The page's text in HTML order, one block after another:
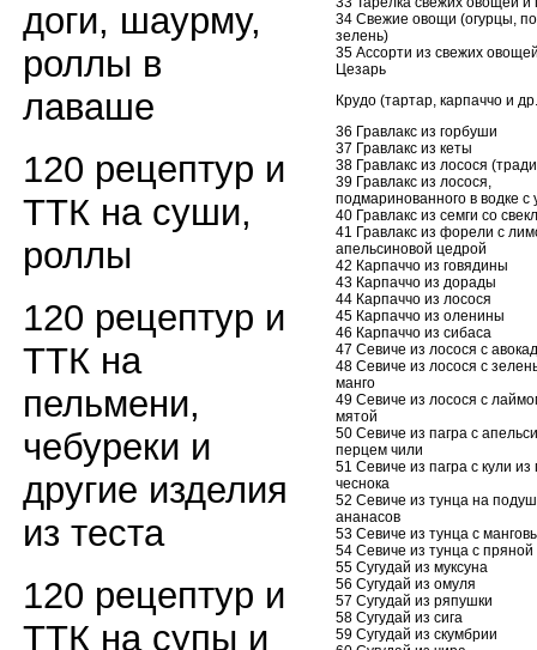
доги, шаурму,
роллы в
лаваше
120 рецептур и
ТТК на суши,
роллы
120 рецептур и
ТТК на
пельмени,
чебуреки и
другие изделия
из теста
120 рецептур и
ТТК на супы и
34 Свежие овощи (огурцы,
зелень)
35 Ассорти из свежих
Цезарь
Крудо (тартар, карпаччо и
36 Гравлакс из горбуши
37 Гравлакс из кеты
38 Гравлакс из лосося
39 Гравлакс из лосося,
подмаринованного в водке с
40 Гравлакс из семги со
41 Гравлакс из форели с
апельсиновой цедрой
42 Карпаччо из говядины
43 Карпаччо из дорады
44 Карпаччо из лосося
45 Карпаччо из оленины
46 Карпаччо из сибаса
47 Севиче из лосося с
48 Севиче из лосося с
манго
49 Севиче из лосося с
мятой
50 Севиче из пагра с
перцем чили
51 Севиче из пагра с кули из
чеснока
52 Севиче из тунца на
ананасов
53 Севиче из тунца с
54 Севиче из тунца с пряной
55 Сугудай из муксуна
56 Сугудай из омуля
57 Сугудай из ряпушки
58 Сугудай из сига
59 Сугудай из скумбрии